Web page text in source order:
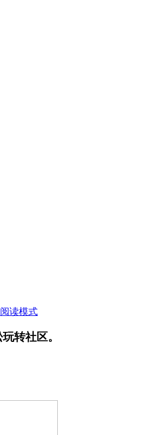
阅读模式
转社区。